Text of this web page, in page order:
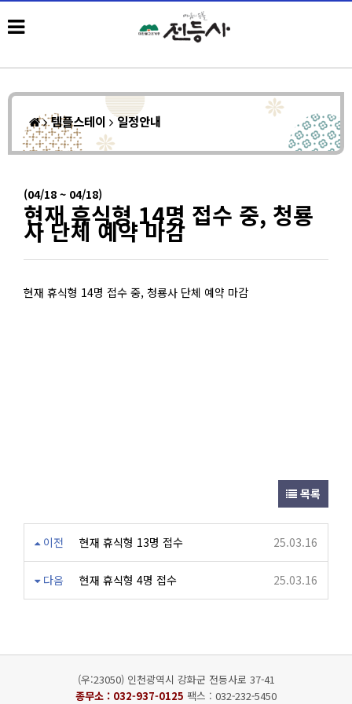
템플스테이 일정안내
(04/18 ~ 04/18)
현재 휴식형 14명 접수 중, 청룡
사 단체 예약 마감
현재 휴식형 14명 접수 중, 청룡사 단체 예약 마감
목록
이전 현재 휴식형 13명 접수 25.03.16
다음 현재 휴식형 4명 접수 25.03.16
(우:23050) 인천광역시 강화군 전등사로 37-41
종무소 : 032-937-0125 팩스 : 032-232-5450